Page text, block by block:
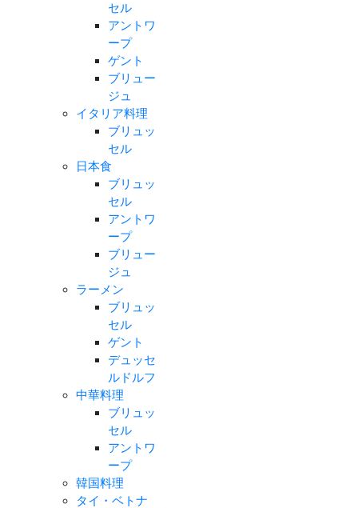
セル
アントワ
ープ
ゲント
ブリュー
ジュ
イタリア料理
ブリュッ
セル
日本食
ブリュッ
セル
アントワ
ープ
ブリュー
ジュ
ラーメン
ブリュッ
セル
ゲント
デュッセ
ルドルフ
中華料理
ブリュッ
セル
アントワ
ープ
韓国料理
タイ・ベトナ